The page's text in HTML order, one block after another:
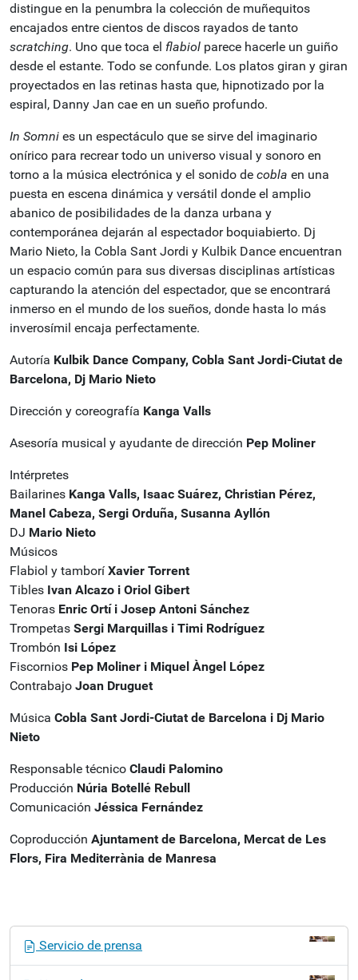
distingue en la penumbra la colección de muñequitos
encajados entre cientos de discos rayados de tanto
scratching. Uno que toca el flabiol parece hacerle un guiño
desde el estante. Todo se confunde. Los platos giran y giran
proyectados en las retinas hasta que, hipnotizado por la
espiral, Danny Jan cae en un sueño profundo.
In Somni es un espectáculo que se sirve del imaginario
onírico para recrear todo un universo visual y sonoro en
torno a la música electrónica y el sonido de cobla en una
puesta en escena dinámica y versátil donde el amplio
abanico de posibilidades de la danza urbana y
contemporánea dejarán al espectador boquiabierto. Dj
Mario Nieto, la Cobla Sant Jordi y Kulbik Dance encuentran
un espacio común para sus diversas disciplinas artísticas
capturando la atención del espectador, que se encontrará
inmerso en el mundo de los sueños, donde hasta lo más
inverosímil encaja perfectamente.
Autoría Kulbik Dance Company, Cobla Sant Jordi-Ciutat de
Barcelona, Dj Mario Nieto
Dirección y coreografía Kanga Valls
Asesoría musical y ayudante de dirección Pep Moliner
Intérpretes
Bailarines Kanga Valls, Isaac Suárez, Christian Pérez,
Manel Cabeza, Sergi Orduña, Susanna Ayllón
DJ Mario Nieto
Músicos
Flabiol y tamborí Xavier Torrent
Tibles Ivan Alcazo i Oriol Gibert
Tenoras Enric Ortí i Josep Antoni Sánchez
Trompetas Sergi Marquillas i Timi Rodríguez
Trombón Isi López
Fiscornios Pep Moliner i Miquel Àngel López
Contrabajo Joan Druguet
Música Cobla Sant Jordi-Ciutat de Barcelona i Dj Mario
Nieto
Responsable técnico Claudi Palomino
Producción Núria Botellé Rebull
Comunicación Jéssica Fernández
Coproducción Ajuntament de Barcelona, Mercat de Les
Flors, Fira Mediterrània de Manresa
Servicio de prensa